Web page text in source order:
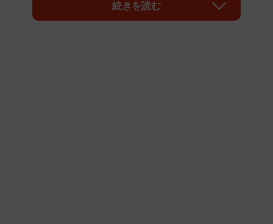
与えて安定した点灯を維持するためのもの、これが不要な
続きを読む